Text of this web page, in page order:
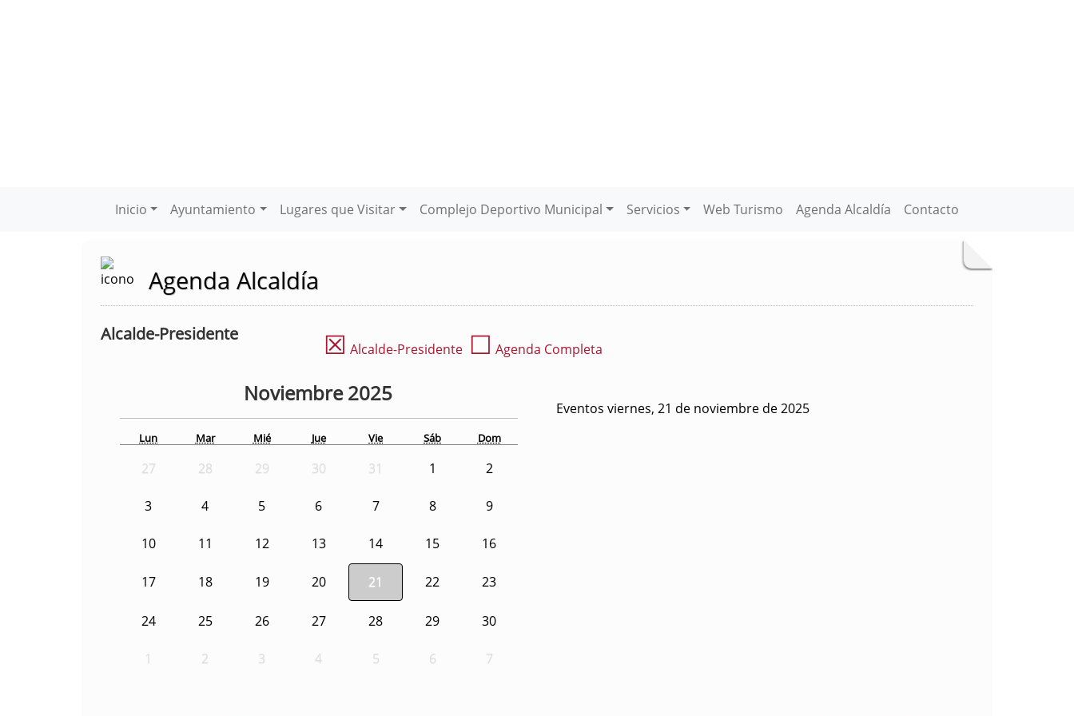
Inicio Ayuntamiento Lugares que Visitar Complejo Deportivo Municipal Servicios Web Turismo Agenda Alcaldía Contacto
Agenda Alcaldía
Alcalde-Presidente ☒ Alcalde-Presidente ☐ Agenda Completa
Noviembre2025
Lun Mar Mié Jue Vie Sáb Dom
27 28 29 30 31 1 2
3 4 5 6 7 8 9
10 11 12 13 14 15 16
17 18 19 20 21 22 23
24 25 26 27 28 29 30
1 2 3 4 5 6 7
Eventos viernes, 21 de noviembre de 2025